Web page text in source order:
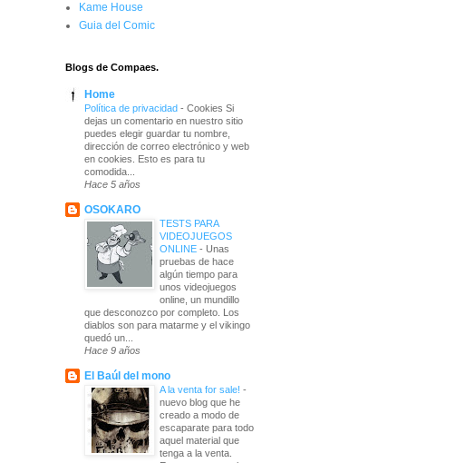
Kame House
Guia del Comic
Blogs de Compaes.
Home
Política de privacidad - Cookies Si
dejas un comentario en nuestro sitio
puedes elegir guardar tu nombre,
dirección de correo electrónico y web
en cookies. Esto es para tu
comodida...
Hace 5 años
OSOKARO
TESTS PARA
VIDEOJUEGOS
ONLINE - Unas
pruebas de hace
algún tiempo para
unos videojuegos
online, un mundillo
que desconozco por completo. Los
diablos son para matarme y el vikingo
quedó un...
Hace 9 años
El Baúl del mono
A la venta for sale! -
nuevo blog que he
creado a modo de
escaparate para todo
aquel material que
tenga a la venta.